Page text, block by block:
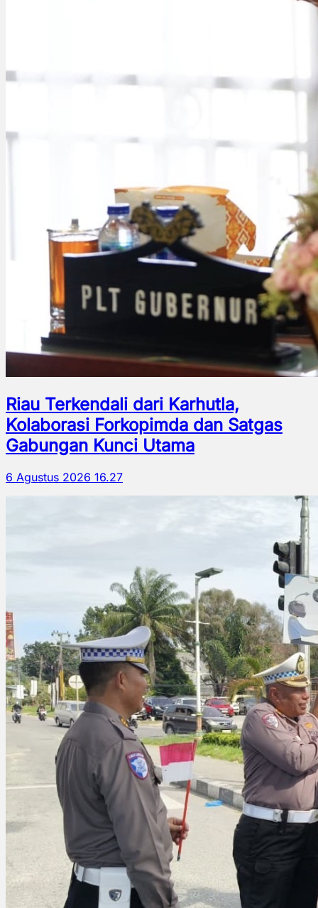
Riau Terkendali dari Karhutla,
Kolaborasi Forkopimda dan Satgas
Gabungan Kunci Utama
6 Agustus 2026 16.27